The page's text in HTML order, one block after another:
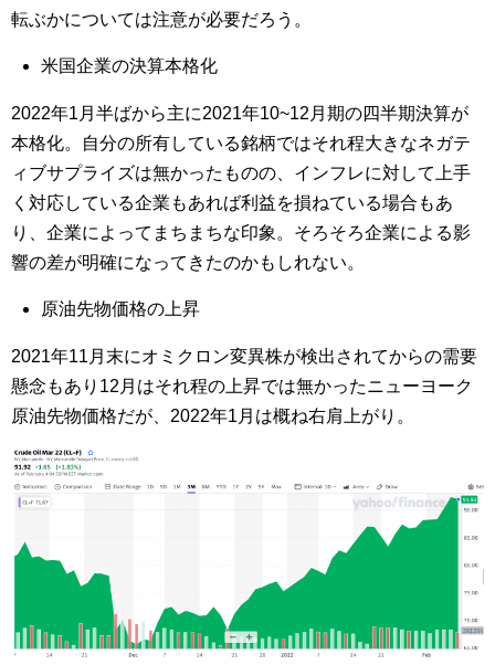
転ぶかについては注意が必要だろう。
米国企業の決算本格化
2022年1月半ばから主に2021年10~12月期の四半期決算が
本格化。自分の所有している銘柄ではそれ程大きなネガテ
ィブサプライズは無かったものの、インフレに対して上手
く対応している企業もあれば利益を損ねている場合もあ
り、企業によってまちまちな印象。そろそろ企業による影
響の差が明確になってきたのかもしれない。
原油先物価格の上昇
2021年11月末にオミクロン変異株が検出されてからの需要
懸念もあり12月はそれ程の上昇では無かったニューヨーク
原油先物価格だが、2022年1月は概ね右肩上がり。